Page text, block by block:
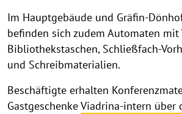
Im Hauptgebäude und Gräfin-
befinden sich zudem Automaten mit
Bibliothekstaschen, Schließfach-
und Schreibmaterialien.
Beschäftigte erhalten
GastgeschenkeViadrina-intern über